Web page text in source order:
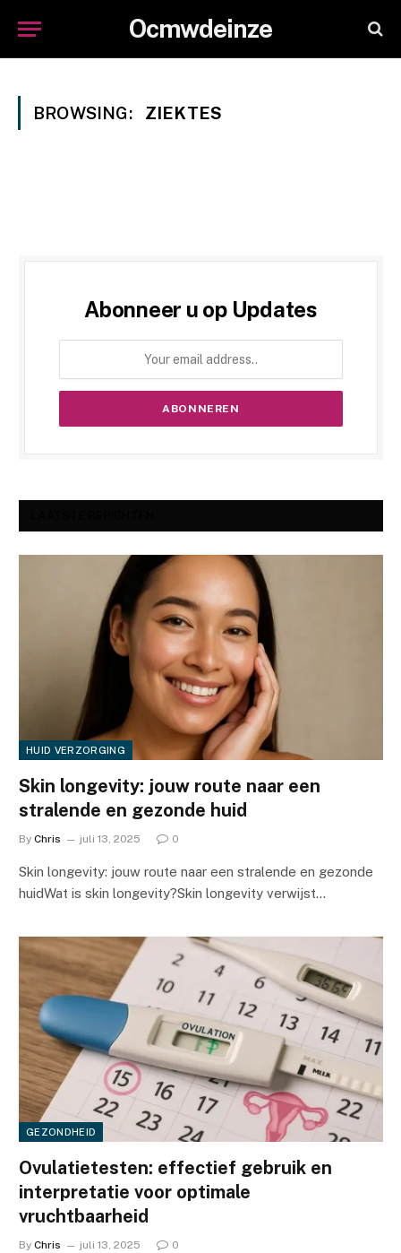
Ocmwdeinze
BROWSING: ZIEKTES
Abonneer u op Updates
HUID VERZORGING
Skin longevity: jouw route naar een
stralende en gezonde huid
By Chris juli 13, 2025 0
Skin longevity: jouw route naar een stralende en gezonde
huidWat is skin longevity?Skin longevity verwijst…
GEZONDHEID
Ovulatietesten: effectief gebruik en
interpretatie voor optimale
vruchtbaarheid
By Chris juli 13, 2025 0